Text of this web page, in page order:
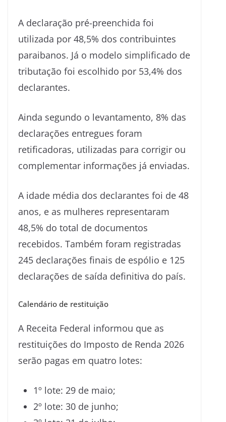
A declaração pré-preenchida foi
utilizada por 48,5% dos contribuintes
paraibanos. Já o modelo simplificado de
tributação foi escolhido por 53,4% dos
declarantes.
Ainda segundo o levantamento, 8% das
declarações entregues foram
retificadoras, utilizadas para corrigir ou
complementar informações já enviadas.
A idade média dos declarantes foi de 48
anos, e as mulheres representaram
48,5% do total de documentos
recebidos. Também foram registradas
245 declarações finais de espólio e 125
declarações de saída definitiva do país.
Calendário de restituição
A Receita Federal informou que as
restituições do Imposto de Renda 2026
serão pagas em quatro lotes:
1º lote: 29 de maio;
2º lote: 30 de junho;